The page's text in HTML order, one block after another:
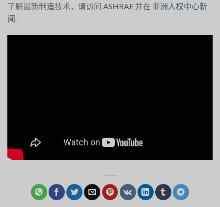
了解最新制造技术，请访问 ASHRAE 并在 非洲人权中心新
闻.